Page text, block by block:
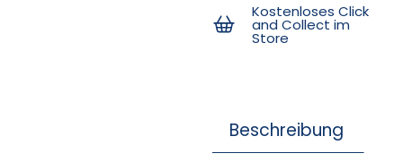
Kostenloses Click
and Collect im
Store
Beschreibung